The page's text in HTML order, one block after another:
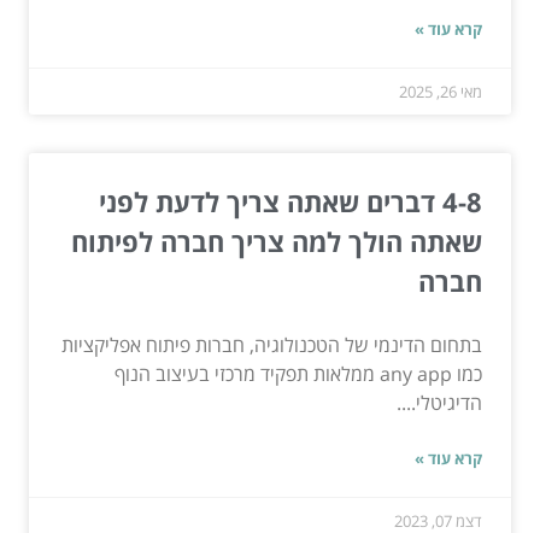
קרא עוד »
מאי 26, 2025
4-8 דברים שאתה צריך לדעת לפני
שאתה הולך למה צריך חברה לפיתוח
חברה
בתחום הדינמי של הטכנולוגיה, חברות פיתוח אפליקציות
כמו any app ממלאות תפקיד מרכזי בעיצוב הנוף
הדיגיטלי....
קרא עוד »
דצמ 07, 2023